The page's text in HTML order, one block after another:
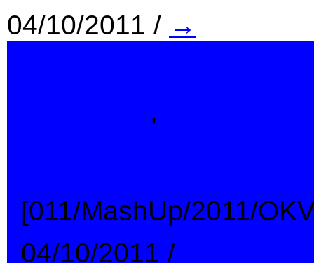
04/10/2011 / →
,
[011/MashUp/2011/
04/10/2011 /